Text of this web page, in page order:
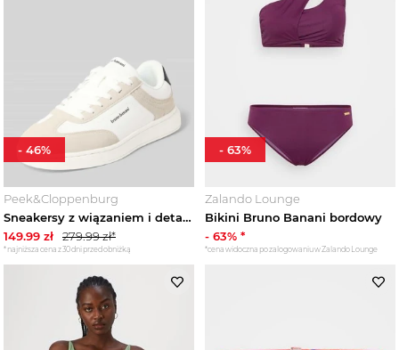
Peek&Cloppenburg
Sneakersy z wiązaniem i detale z logo model 'CDG' Bruno Banani Biały
149.99 zł 279.99zł*
*najniższa cena z 30 dni przed obniżką
- 46%
Zalando Lounge
Bikini Bruno Banani bordowy
- 63% *
*cena widoczna po zalogowaniu w Zalando Lounge
- 63%